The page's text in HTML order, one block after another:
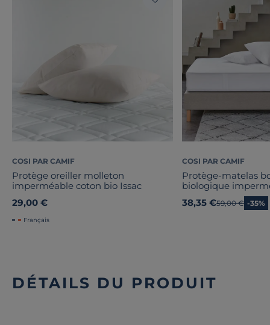
COSI PAR CAMIF
Protège oreiller molleton
imperméable coton bio Issac
29,00 €
Français
COSI PAR CAMIF
Protège-matelas
biologique
38,35 €Ancien prix
59,00 € -35%
DÉTAILS DU PRODUIT